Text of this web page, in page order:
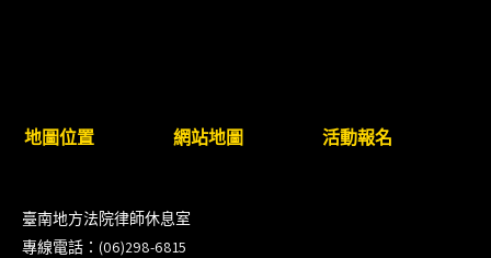
臺南高分院8/28(五)下午舉辦「家庭關係中的正當防
衛」課程(8/12前向本會報名,實體)
8/22~23「平反再導航:2026台灣冤平反協會年度論
壇｣
地圖位置 網站地圖 活動報名
臺南地方法院律師休息室
專線電話：(06)298-6815